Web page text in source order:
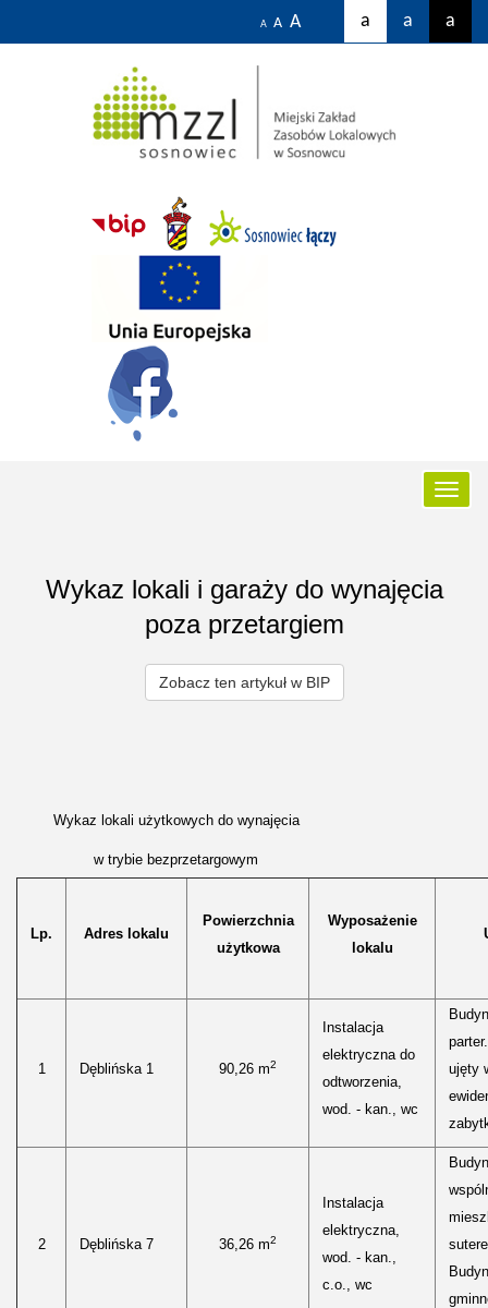
A A A a a a
Wykaz lokali i garaży do wynajęcia
poza przetargiem
Zobacz ten artykuł w BIP
Wykaz lokali użytkowych do wynajęcia
w trybie bezprzetargowym
Lp. Adres lokalu
Powierzchnia
użytkowa
Wyposażenie
lokalu
1 Dęblińska 1 90,26 m2
Instalacja
elektryczna do
odtworzenia,
wod. - kan., wc
ujęty
2 Dęblińska 7 36,26 m2
Instalacja
elektryczna,
wod. - kan.,
c.o., wc